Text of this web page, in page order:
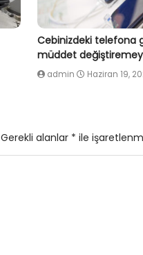
Cebinizdeki telefona
müddet
admin Haziran 19,
Gerekli alanlar * ile